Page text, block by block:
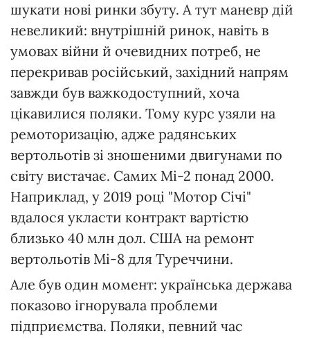
шукати нові ринки збуту. А тут маневр дій
невеликий: внутрішній ринок, навіть в
умовах війни й очевидних потреб, не
перекривав російський, західний напрям
завжди був важкодоступний, хоча
цікавилися поляки. Тому курс узяли на
ремоторизацію, адже радянських
вертольотів зі зношеними двигунами по
світу вистачає. Самих Мі-2 понад 2000.
Наприклад, у 2019 році "Мотор Січі"
вдалося укласти контракт вартістю
близько 40 млн дол. США на ремонт
вертольотів Мі-8 для Туреччини.
Але був один момент: українська держава
показово ігнорувала проблеми
підприємства. Поляки, певний час